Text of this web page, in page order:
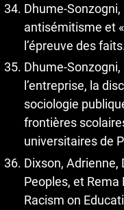
Dhume-
antisémitisme et
l’épreuve des
Dhume-Sonzogni,
l’entreprise, la
sociologie
frontières
universitaires de
Dixson, Adrienne,
Peoples, et
Racism on